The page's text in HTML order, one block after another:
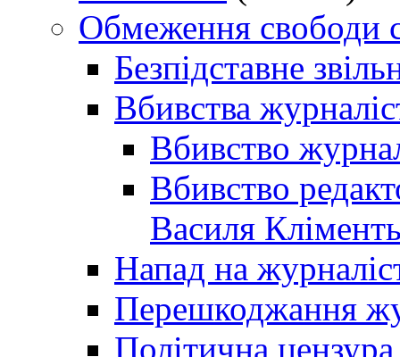
Обмеження свободи
Безпідставне
Вбивства
Вбивство
Вбивство
Василя
Напад на
Перешкоджання
Політична цензура